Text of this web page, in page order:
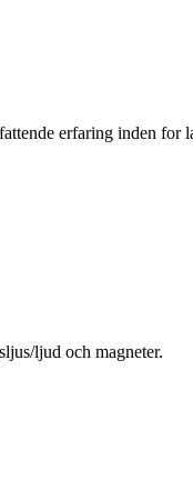
erfaring inden for
ljud och magneter.